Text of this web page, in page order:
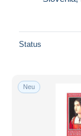
Status
Neu